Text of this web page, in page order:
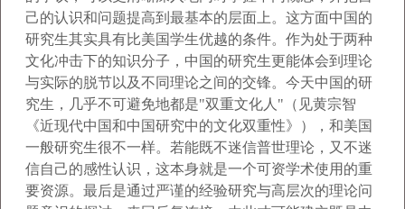
己的认识和问题提高到 最基本的层面上。这方面中国的
研究生其实具有比美国学生优越的条件。作为处于两种
文化冲击下的知识分子，中国的研究生更能体会到理论
与实际的脱节以及不同理论之间的交锋。今天中国的研
究生，几乎不可避免地都是"双重文化人 " （见黄宗智
《近现代中国和中国研究中的文化双重性》），和美国
一般研究生很不一样。若能既不迷信普世理论，又不迷
信自己的感性认识，这本身就是一个可资学术使用的重
要资源。最后是通过严谨的经验研究与高层次的理论问